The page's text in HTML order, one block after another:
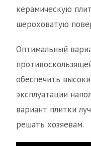
керамическую
шероховатую
Оптимальный
обеспечить
эксплуатации
вариант плитки
решать хозяевам.